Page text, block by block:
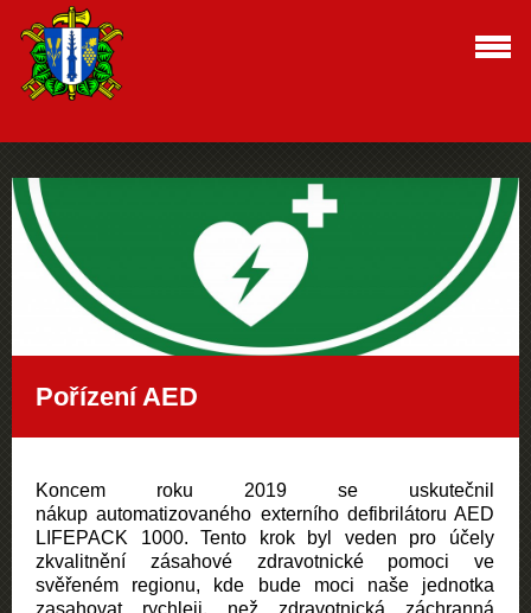
Pořízení AED
Koncem roku 2019 se uskutečnil
nákup automatizovaného externího defibrilátoru AED
LIFEPACK 1000. Tento krok byl veden pro účely
zkvalitnění zásahové zdravotnické pomoci ve
svěřeném regionu, kde bude moci naše jednotka
zasahovat rychleji, než zdravotnická záchranná